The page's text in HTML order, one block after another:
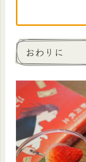
おわりに